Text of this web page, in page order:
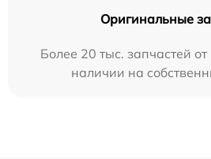
Оригинальные
Более 20 тыс. запчастей
наличии на